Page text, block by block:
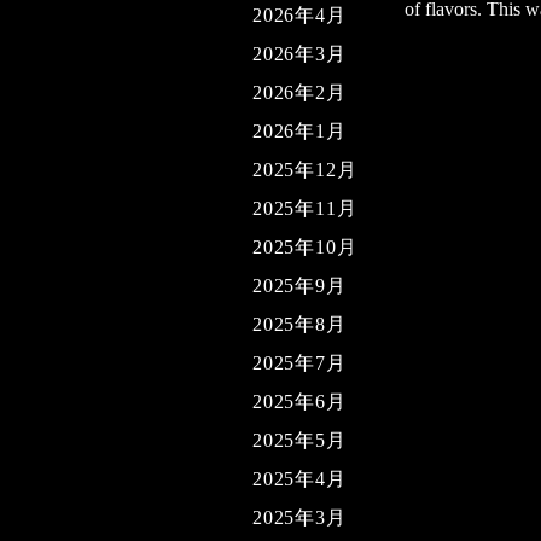
of flavors. This
2026年4月
2026年3月
2026年2月
2026年1月
2025年12月
2025年11月
2025年10月
2025年9月
2025年8月
2025年7月
2025年6月
2025年5月
2025年4月
2025年3月